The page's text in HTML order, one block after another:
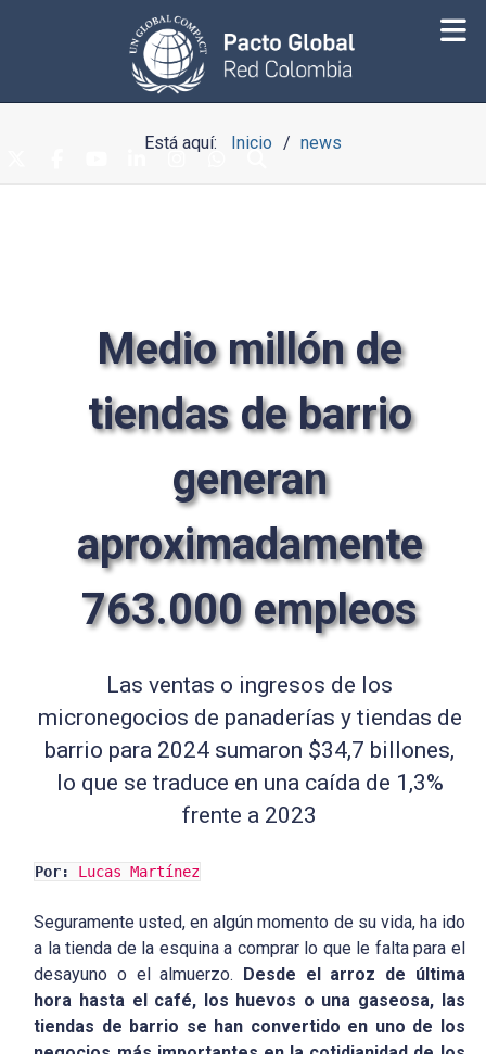
Está aquí: Inicio news
Medio millón de
tiendas de barrio
generan
aproximadamente
763.000 empleos
Las ventas o ingresos de los
micronegocios de panaderías y tiendas de
barrio para 2024 sumaron $34,7 billones,
lo que se traduce en una caída de 1,3%
frente a 2023
Por: Lucas Martínez
Seguramente usted, en algún momento de su vida, ha ido
a la tienda de la esquina a comprar lo que le falta para el
desayuno o el almuerzo. Desde el arroz de última
hora hasta el café, los huevos o una gaseosa, las
tiendas de barrio se han convertido en uno de los